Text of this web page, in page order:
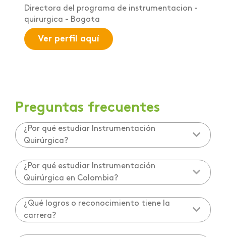
Directora del programa de instrumentacion -
quirurgica - Bogota
Ver perfil aquí
Preguntas frecuentes
¿Por qué estudiar Instrumentación
Quirúrgica?
¿Por qué estudiar Instrumentación
Quirúrgica en Colombia?
¿Qué logros o reconocimiento tiene la
carrera?